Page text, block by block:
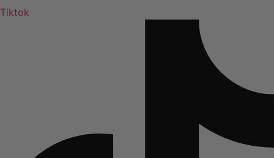
Tiktok